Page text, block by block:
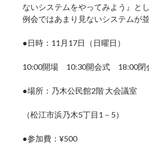
ないシステムをやってみよう』と
例会ではあまり見ないシステムが
●日時：11月17日（日曜日）
10:00開場 10:30開会式 18:00閉
●場所：乃木公民館2階 大会議室
（松江市浜乃木5丁目1－5）
●参加費：¥500